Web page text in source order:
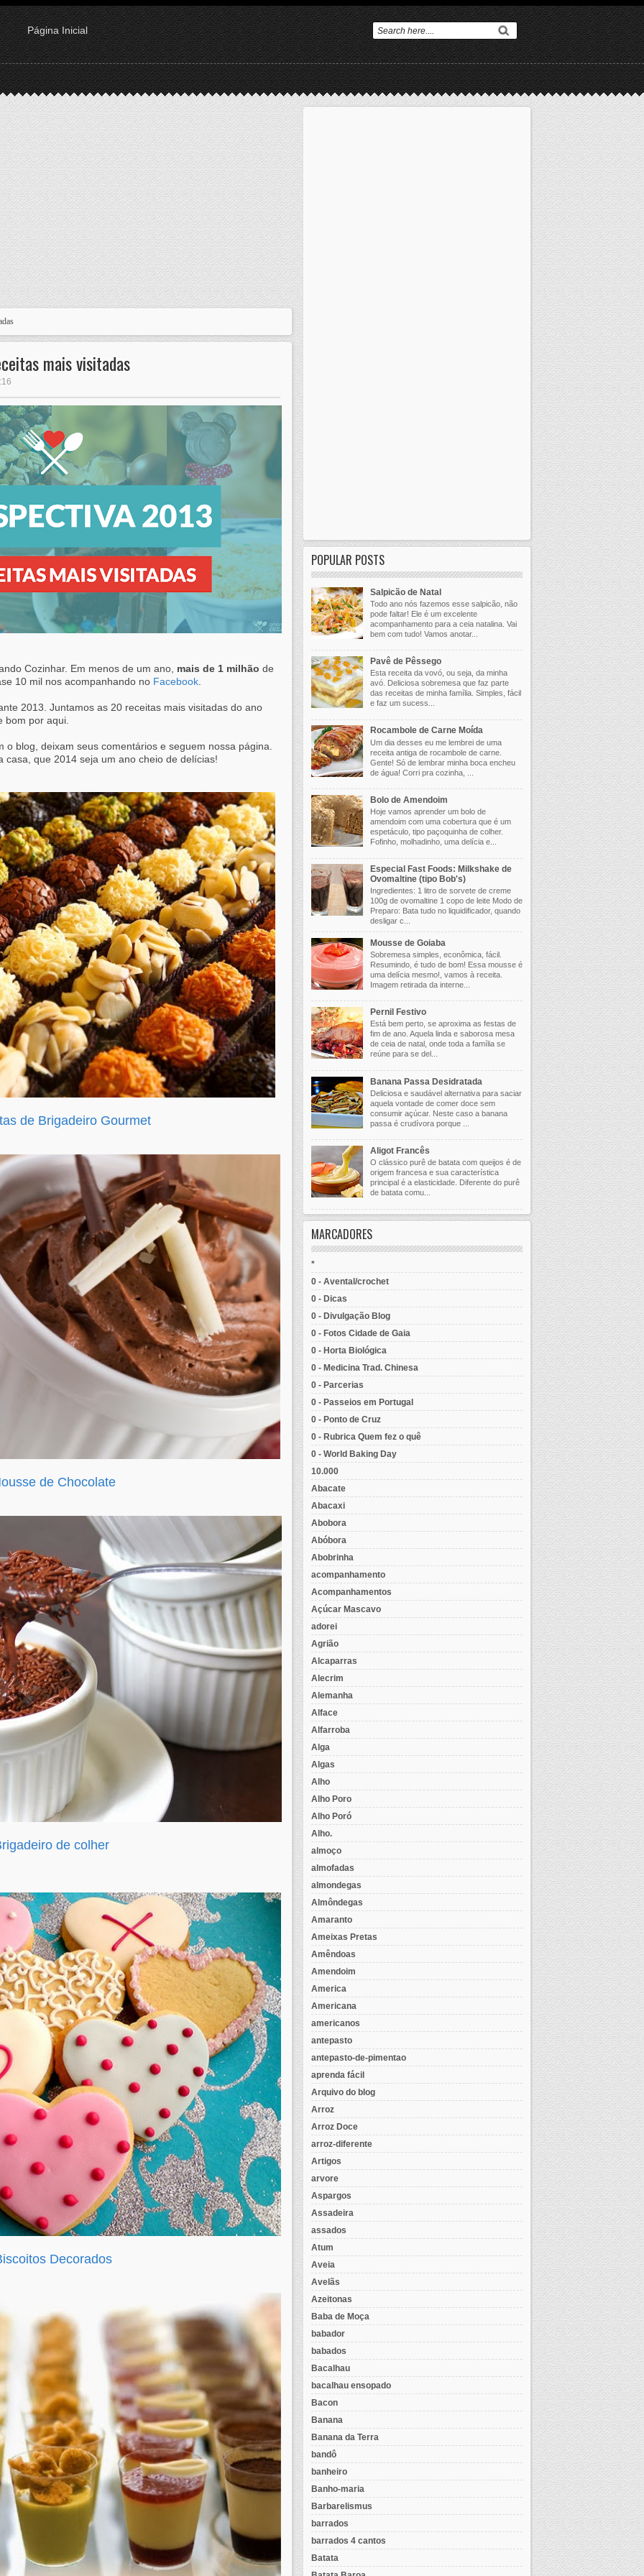
Página Inicial
mais visitadas
Cozinhar. Em menos de um ano, mais de 1 milhão de
10 mil nos acompanhando no Facebook
2013. Juntamos as 20 receitas mais visitadas do ano
bom por aqui.
blog, deixam seus comentários e seguem nossa página.
que 2014 seja um ano cheio de delícias!
de Brigadeiro Gourmet
de Chocolate
de colher
Decorados
POPULAR POSTS
Salpicão de Natal
Todo ano nós fazemos esse salpicão, não
pode faltar! Ele é um excelente
acompanhamento para a ceia natalina. Vai
bem com tudo! Vamos anotar...
Pavê de Pêssego
Esta receita da vovó, ou seja, da minha
avó. Deliciosa sobremesa que faz parte
das receitas de minha família. Simples, fácil
e faz um sucess...
Rocambole de Carne Moída
Um dia desses eu me lembrei de uma
receita antiga de rocambole de carne.
Gente! Só de lembrar minha boca encheu
de água! Corri pra cozinha, ...
Bolo de Amendoim
Hoje vamos aprender um bolo de
amendoim com uma cobertura que é um
espetáculo, tipo paçoquinha de colher.
Fofinho, molhadinho, uma delícia e...
Especial Fast Foods: Milkshake de
Ovomaltine (tipo Bob's)
Ingredientes: 1 litro de sorvete de creme
100g de ovomaltine 1 copo de leite Modo de
Preparo: Bata tudo no liquidificador, quando
desligar c...
Mousse de Goiaba
Sobremesa simples, econômica, fácil.
Resumindo, é tudo de bom! Essa mousse é
uma delícia mesmo!, vamos à receita.
Imagem retirada da interne...
Pernil Festivo
Está bem perto, se aproxima as festas de
fim de ano. Aquela linda e saborosa mesa
de ceia de natal, onde toda a família se
reúne para se del...
Banana Passa Desidratada
Deliciosa e saudável alternativa para saciar
aquela vontade de comer doce sem
consumir açúcar. Neste caso a banana
passa é crudívora porque ...
Aligot Francês
O clássico purê de batata com queijos é de
origem francesa e sua característica
principal é a elasticidade. Diferente do purê
de batata comu...
MARCADORES
*
0 - Avental/crochet
0 - Dicas
0 - Divulgação Blog
0 - Fotos Cidade de Gaia
0 - Horta Biológica
0 - Medicina Trad. Chinesa
0 - Parcerias
0 - Passeios em Portugal
0 - Ponto de Cruz
0 - Rubrica Quem fez o quê
0 - World Baking Day
10.000
Abacate
Abacaxi
Abobora
Abóbora
Abobrinha
acompanhamento
Acompanhamentos
Açúcar Mascavo
adorei
Agrião
Alcaparras
Alecrim
Alemanha
Alface
Alfarroba
Alga
Algas
Alho
Alho Poro
Alho Poró
Alho.
almoço
almofadas
almondegas
Almôndegas
Amaranto
Ameixas Pretas
Amêndoas
Amendoim
America
Americana
americanos
antepasto
antepasto-de-pimentao
aprenda fácil
Arquivo do blog
Arroz
Arroz Doce
arroz-diferente
Artigos
arvore
Aspargos
Assadeira
assados
Atum
Aveia
Avelãs
Azeitonas
Baba de Moça
babador
babados
Bacalhau
bacalhau ensopado
Bacon
Banana
Banana da Terra
bandô
banheiro
Banho-maria
Barbarelismus
barrados
barrados 4 cantos
Batata